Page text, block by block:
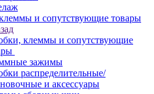
и сопутствующие товары
клеммы и сопутствующие
зажимы
распределительные/
и аксессуары